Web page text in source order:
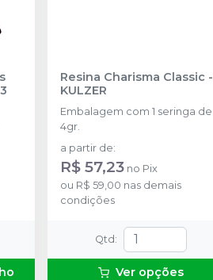
1
Resina Charisma Classic-
KULZER
Embalagem com 1 seringa de
4gr.
a partir de:
R$ 57,23 no Pix
ou R$ 59,00 nas demais
condições
Qtd :
Ver opções